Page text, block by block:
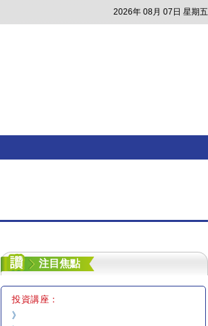
2026年 08月 07日 星期五
注目焦點
投資講座：
》